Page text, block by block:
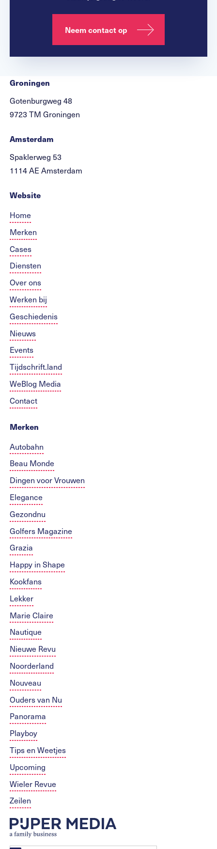
Neem contact op
Groningen
Gotenburgweg 48
9723 TM Groningen
Amsterdam
Spaklerweg 53
1114 AE Amsterdam
Website
Home
Merken
Cases
Diensten
Over ons
Werken bij
Geschiedenis
Nieuws
Events
Tijdschrift.land
WeBlog Media
Contact
Merken
Autobahn
Beau Monde
Dingen voor Vrouwen
Elegance
Gezondnu
Golfers Magazine
Grazia
Happy in Shape
Kookfans
Lekker
Marie Claire
Nautique
Nieuwe Revu
Noorderland
Nouveau
Ouders van Nu
Panorama
Playboy
Tips en Weetjes
Upcoming
Wieler Revue
Zeilen